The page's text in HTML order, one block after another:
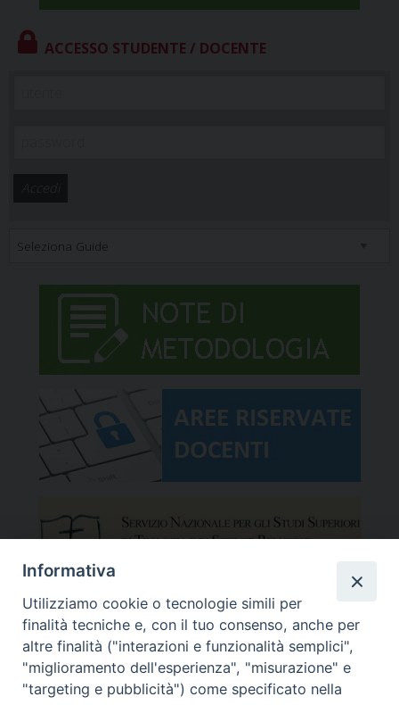
ACCESSO STUDENTE / DOCENTE
Informativa
Utilizziamo cookie o tecnologie simili per
finalità tecniche e, con il tuo consenso, anche per
altre finalità ("interazioni e funzionalità semplici",
"miglioramento dell'esperienza", "misurazione" e
"targeting e pubblicità") come specificato nella